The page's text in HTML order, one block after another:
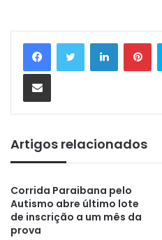
Artigos relacionados
Corrida Paraibana pelo
Autismo abre último lote
de inscrição a um mês da
prova